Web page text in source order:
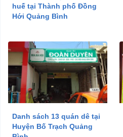
Quán Kem
Quán Lẩu
Nhà Hàng Buffet
Quán Ăn Sáng
huế tại Thành phố Đồng
Hới Quảng Bình
Danh sách 13 quán dê tại
Huyện Bố Trạch Quảng